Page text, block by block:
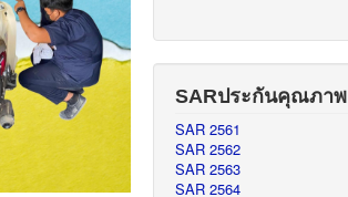
SARประกันคุณภาพ
SAR 2561
SAR 2562
SAR 2563
SAR 2564